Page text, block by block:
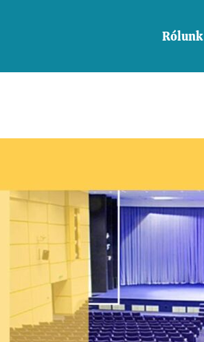
Rólunk